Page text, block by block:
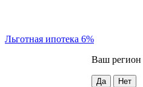
Льготная ипотека 6%
Ваш регион